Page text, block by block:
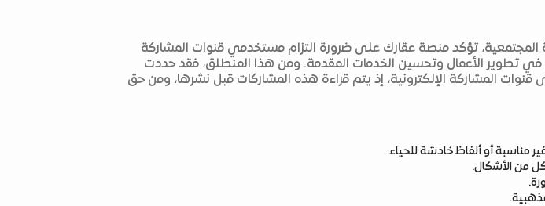
تؤكد منصة عقارك على ضرورة التزام مستخدمي قنوات المشاركة
في تطوير الأعمال وتحسين الخدمات المقدمة. ومن هذا المنطلق، فقد حددت
المشاركة الإلكترونية، إذ يتم قراءة هذه المشاركات قبل نشرها، ومن حق
مناسبة أو ألفاظ خادشة للحياء.
من الأشكال.